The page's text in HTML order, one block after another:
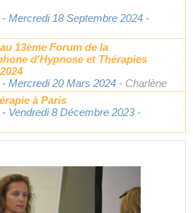
- Mercredi 18 Septembre 2024 -
13ème Forum de la
d'Hypnose et Thérapies
- Mercredi 20 Mars 2024 - Charlène
à Paris
- Vendredi 8 Décembre 2023 -